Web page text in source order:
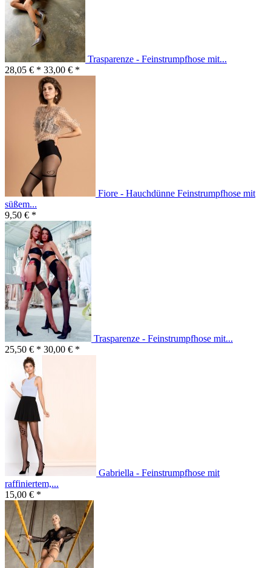
Trasparenze - Feinstrumpfhose mit...
28,05 € * 33,00 € *
Fiore - Hauchdünne Feinstrumpfhose mit
süßem...
9,50 € *
Trasparenze - Feinstrumpfhose mit...
25,50 € * 30,00 € *
Gabriella - Feinstrumpfhose mit
raffiniertem,...
15,00 € *